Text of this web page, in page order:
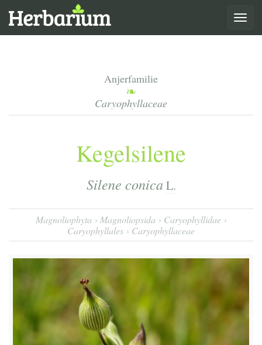
Toggle
Anjerfamilie
Caryophyllaceae
Kegelsilene
Silene conica L.
Magnoliophyta Magnoliopsida
Caryophyllidae
Caryophyllales
Caryophyllaceae